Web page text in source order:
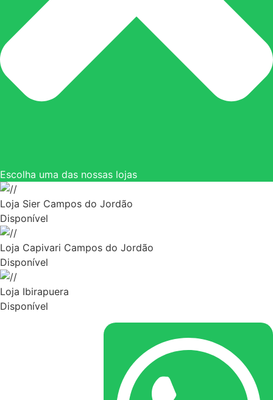
Escolha uma das nossas lojas
Loja Sier Campos do Jordão
Disponível
Loja Capivari Campos do Jordão
Disponível
Loja Ibirapuera
Disponível